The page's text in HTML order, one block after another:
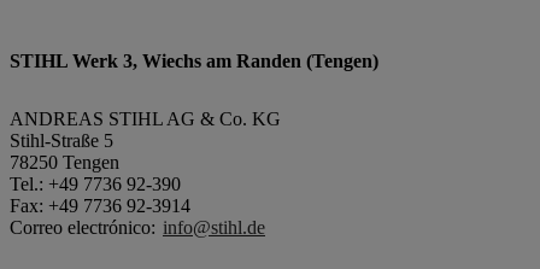
STIHL Werk 3, Wiechs am Randen (Tengen)
ANDREAS STIHL AG & Co. KG
Stihl-Straße 5
78250 Tengen
Tel.: +49 7736 92-390
Fax: +49 7736 92-3914
Correo electrónico: info@stihl.de